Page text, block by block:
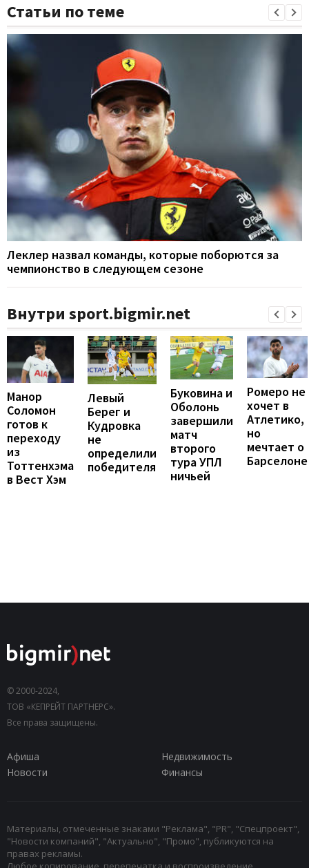
Статьи по теме
Леклер назвал команды, которые поборются за
чемпионство в следующем сезоне
Внутри sport.bigmir.net
Манор
Соломон
готов к
переходу
из
Тоттенхэма
в Вест Хэм
Левый
Берег и
Кудровка
не
определили
победителя
Буковина и
Оболонь
завершили
матч
второго
тура УПЛ
ничьей
Ромеро не
хочет в
Атлетико,
но
мечтает о
Барселоне
© 2000-2024,
ТОВ «КЕПРЕЙТ ПАРТНЕРС».
Все права защищены.
Афиша
Недвижимость
Новости
Финансы
Материалы, отмеченные знаками "Реклама", "PR", "Спецпроект",
"Новости компаний", "Актуально", "Промо", публикуются на
правах рекламы.